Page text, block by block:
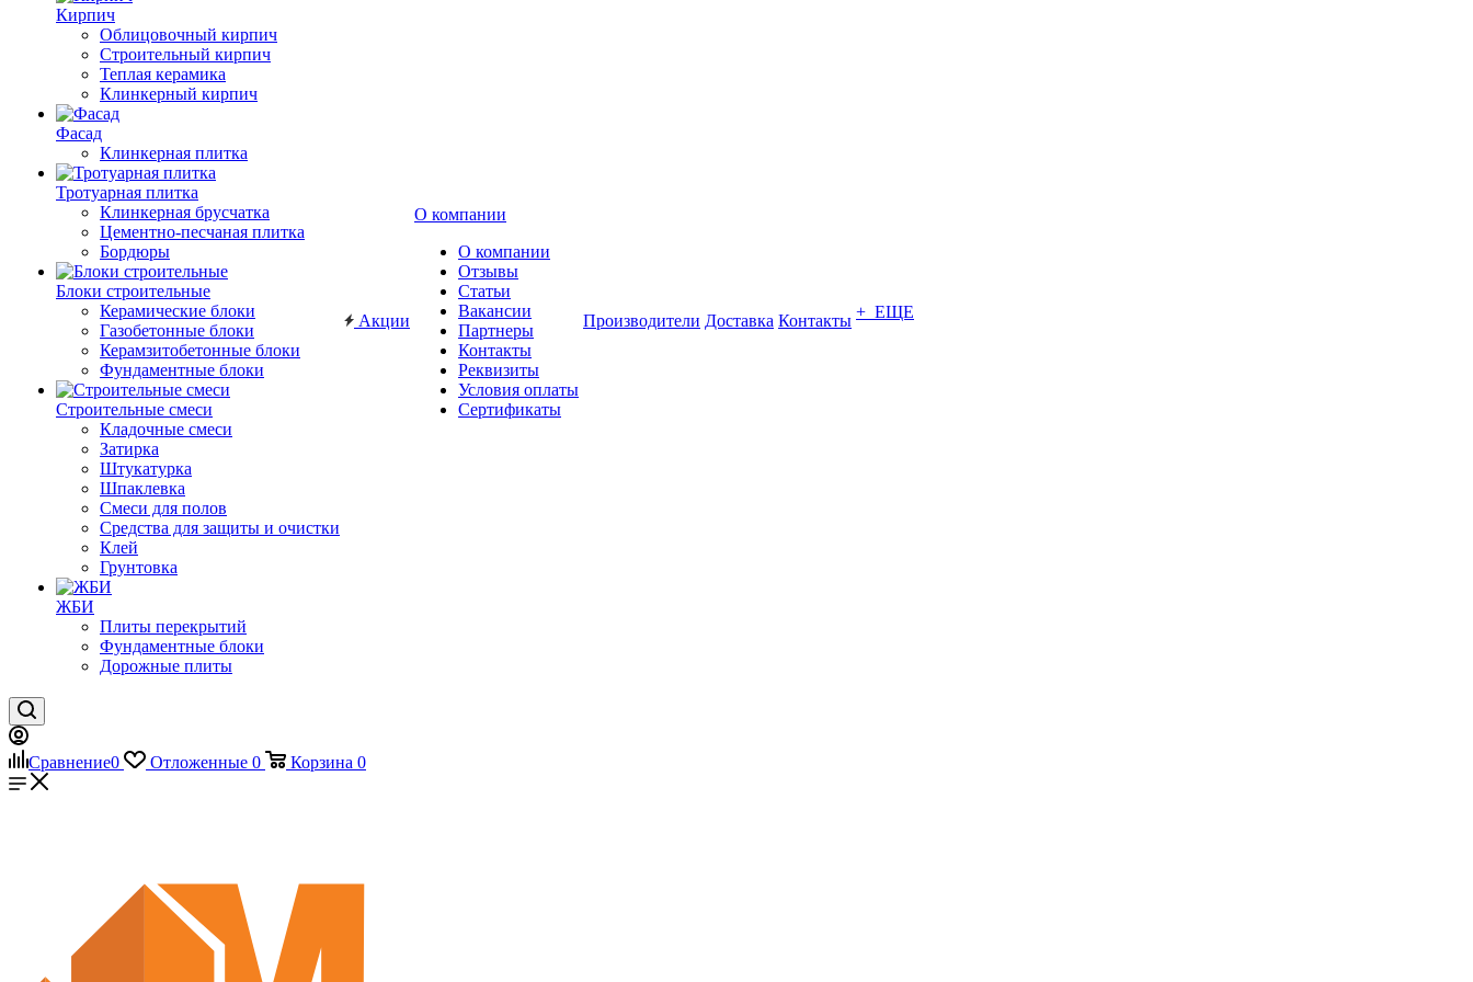
Кирпич
Облицовочный кирпич
Строительный кирпич
Теплая керамика
Клинкерный кирпич
Фасад
Клинкерная плитка
Тротуарная плитка
Клинкерная брусчатка
Цементно-песчаная плитка
Бордюры
Блоки строительные
Керамические блоки
Газобетонные блоки
Керамзитобетонные блоки
Фундаментные блоки
Строительные смеси
Кладочные смеси
Затирка
Штукатурка
Шпаклевка
Смеси для полов
Средства для защиты и очистки
Клей
Грунтовка
ЖБИ
Плиты перекрытий
Фундаментные блоки
Дорожные плиты
Акции
О компании
О компании
Отзывы
Статьи
Вакансии
Партнеры
Контакты
Реквизиты
Условия оплаты
Сертификаты
Производители Доставка Контакты + ЕЩЕ
Сравнение0 Отложенные 0 Корзина 0